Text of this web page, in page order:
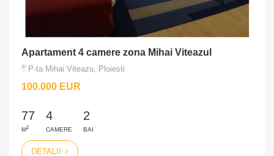
Apartament 4 camere zona Mihai Viteazul
P-ta Mihai Viteazu, Ploiesti
100.000 EUR
77
M2
4
CAMERE
2
BAI
DETALII